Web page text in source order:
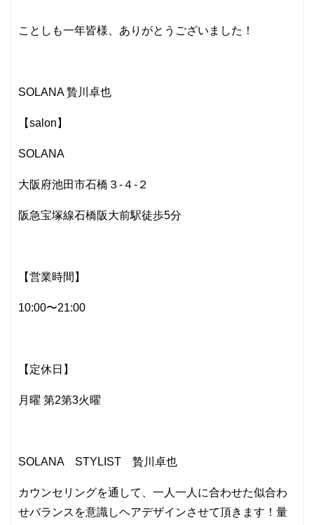
ことしも一年皆様、ありがとうございました！
SOLANA 贄川卓也
【salon】
SOLANA
大阪府池田市石橋３-４-２
阪急宝塚線石橋阪大前駅徒歩5分
【営業時間】
10:00〜21:00
【定休日】
月曜 第2第3火曜
SOLANA STYLIST 贄川卓也
カウンセリングを通して、一人一人に合わせた似合わ
せバランスを意識しヘアデザインさせて頂きます！量